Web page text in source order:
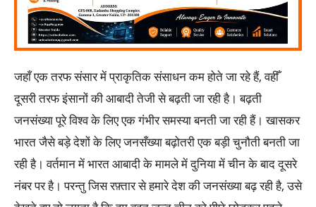
जहाँ एक तरफ संसार में प्राकृतिक संसाधन कम होते जा रहे हैं, वहीँ
दूसरी तरफ इंसानों की आबादी तेजी से बढ़ती जा रही है। बढ़ती
जनसंख्यापूरे विश्व के लिए एक गंभीर समस्या बनती जा रही हैं। खासकर
भारत जैसे बड़े देशों के लिए जनसँख्या बढ़ोतरी एक बड़ी चुनौती बनती जा
रही है। वर्तमान में भारत आबादी के मामले में दुनिया में चीन के बाद दूसरे
नंबर पर है। परन्तु जिस रफ़्तार से हमारे देश की जनसंख्या बढ़ रही है, उसे